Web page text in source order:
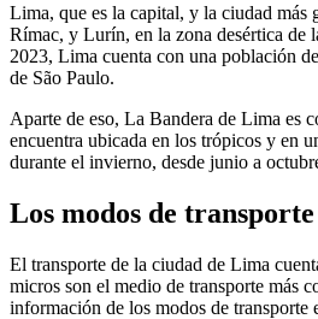
Lima, que es la capital, y la ciudad más
Rímac, y Lurín, en la zona desértica de
2023, Lima cuenta con una población
de São Paulo.
Aparte de eso, La Bandera de Lima es
encuentra ubicada en los trópicos y en
durante el invierno, desde junio a
Los modos de
El transporte de la ciudad de Lima
micros son el medio de transporte más
información de los modos de transporte